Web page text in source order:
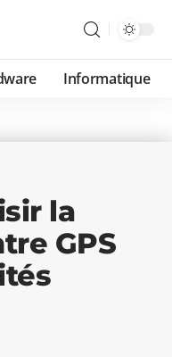
Informatique
la
GPS